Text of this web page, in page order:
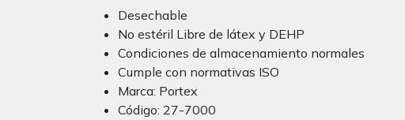
Desechable
No estéril Libre de látex y DEHP
Condiciones de almacenamiento normales
Cumple con normativas ISO
Marca: Portex
Código: 27-7000